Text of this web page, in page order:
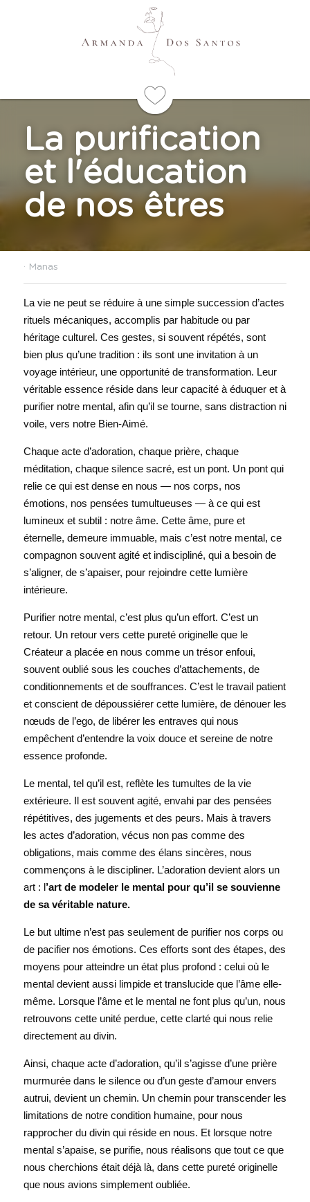
La purification
et l'éducation
de nos êtres
· Manas
La vie ne peut se réduire à une simple succession d’actes
rituels mécaniques, accomplis par habitude ou par
héritage culturel. Ces gestes, si souvent répétés, sont
bien plus qu’une tradition : ils sont une invitation à un
voyage intérieur, une opportunité de transformation. Leur
véritable essence réside dans leur capacité à éduquer et à
purifier notre mental, afin qu’il se tourne, sans distraction ni
voile, vers notre Bien-Aimé.
Chaque acte d’adoration, chaque prière, chaque
méditation, chaque silence sacré, est un pont. Un pont qui
relie ce qui est dense en nous — nos corps, nos
émotions, nos pensées tumultueuses — à ce qui est
lumineux et subtil : notre âme. Cette âme, pure et
éternelle, demeure immuable, mais c’est notre mental, ce
compagnon souvent agité et indiscipliné, qui a besoin de
s’aligner, de s’apaiser, pour rejoindre cette lumière
intérieure.
Purifier notre mental, c’est plus qu’un effort. C’est un
retour. Un retour vers cette pureté originelle que le
Créateur a placée en nous comme un trésor enfoui,
souvent oublié sous les couches d’attachements, de
conditionnements et de souffrances. C’est le travail patient
et conscient de dépoussiérer cette lumière, de dénouer les
nœuds de l’ego, de libérer les entraves qui nous
empêchent d’entendre la voix douce et sereine de notre
essence profonde.
Le mental, tel qu’il est, reflète les tumultes de la vie
extérieure. Il est souvent agité, envahi par des pensées
répétitives, des jugements et des peurs. Mais à travers
les actes d’adoration, vécus non pas comme des
obligations, mais comme des élans sincères, nous
commençons à le discipliner. L’adoration devient alors un
art : l’art de modeler le mental pour qu’il se souvienne
de sa véritable nature.
Le but ultime n’est pas seulement de purifier nos corps ou
de pacifier nos émotions. Ces efforts sont des étapes, des
moyens pour atteindre un état plus profond : celui où le
mental devient aussi limpide et translucide que l’âme elle-
même. Lorsque l’âme et le mental ne font plus qu’un, nous
retrouvons cette unité perdue, cette clarté qui nous relie
directement au divin.
Ainsi, chaque acte d’adoration, qu’il s’agisse d’une prière
murmurée dans le silence ou d’un geste d’amour envers
autrui, devient un chemin. Un chemin pour transcender les
limitations de notre condition humaine, pour nous
rapprocher du divin qui réside en nous. Et lorsque notre
mental s’apaise, se purifie, nous réalisons que tout ce que
nous cherchions était déjà là, dans cette pureté originelle
que nous avions simplement oubliée.